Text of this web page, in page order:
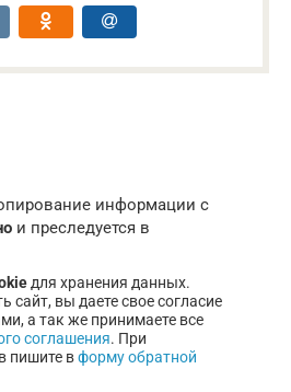
информации с
и преследуется в
для хранения данных.
сайт, вы даете свое согласие
а так же принимаете все
соглашения. При
пишите вформу обратной